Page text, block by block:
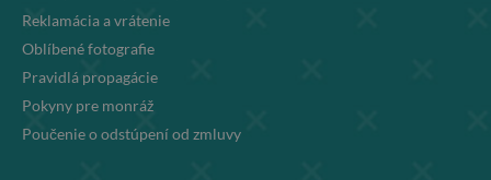
Reklamácia a vrátenie
Oblíbené fotografie
Pravidlá propagácie
Pokyny pre monráž
Poučenie o odstúpení od zmluvy